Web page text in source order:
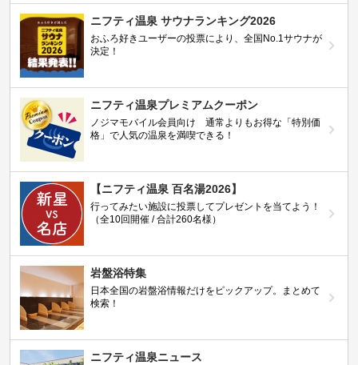
ニフティ温泉 サウナランキング2026
おふろ好きユーザーの投票により、全国No.1サウナが
決定！
ニフティ温泉プレミアムクーポン
ノジマモバイル会員向け 通常よりもお得な「特別価
格」で人気の温泉を満喫できる！
【ニフティ温泉 百名湯2026】
行ってみたい施設に投票してプレゼントを当てよう！
（全10回開催 / 合計260名様）
岩盤浴特集
日本全国の岩盤浴情報だけをピックアップ。まとめて
検索！
ニフティ温泉ニュース